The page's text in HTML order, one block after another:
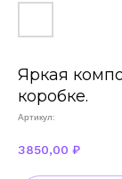
Яркая
коробке.
Артикул:
3850,00 ₽